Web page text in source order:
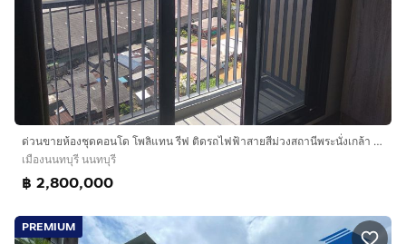
ด่วนขายห้องชุดคอนโด โพลิแทน รีฟ ติดรถไฟฟ้าสายสีม่วงสถานีพระนั่งเกล้า Urgent sale of a condo unit at The Politan River, next to Phra Nangklao
เมืองนนทบุรี นนทบุรี
฿ 2,800,000
PREMIUM